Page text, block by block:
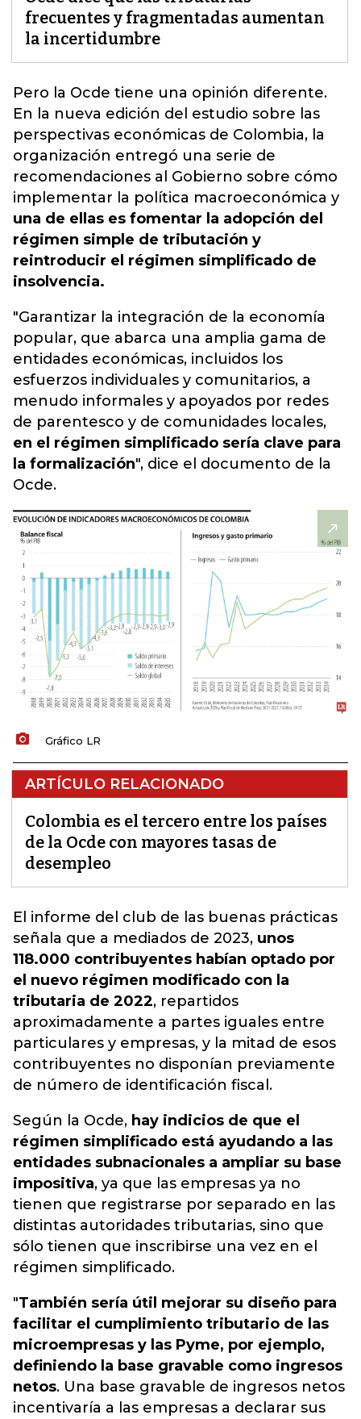
frecuentes y fragmentadas aumentan
la incertidumbre
Pero la Ocde tiene una opinión diferente.
En la nueva edición del estudio sobre las
perspectivas económicas de Colombia, la
organización entregó una serie de
recomendaciones al Gobierno sobre cómo
implementar la política macroeconómica y
una de ellas es fomentar la adopción del
régimen simple de tributación y
reintroducir el régimen simplificado de
insolvencia.
"Garantizar la integración de la economía
popular, que abarca una amplia gama de
entidades económicas, incluidos los
esfuerzos individuales y comunitarios, a
menudo informales y apoyados por redes
de parentesco y de comunidades locales,
en el régimen simplificado sería clave para
la formalización", dice el documento de la
Ocde.
Gráfico LR
ARTÍCULO RELACIONADO
Colombia es el tercero entre los países
de la Ocde con mayores tasas de
desempleo
El informe del club de las buenas prácticas
señala que a mediados de 2023, unos
118.000 contribuyentes habían optado por
el nuevo régimen modificado con la
tributaria de 2022, repartidos
aproximadamente a partes iguales entre
particulares y empresas, y la mitad de esos
contribuyentes no disponían previamente
de número de identificación fiscal.
Según la Ocde, hay indicios de que el
régimen simplificado está ayudando a las
entidades subnacionales a ampliar su base
impositiva, ya que las empresas ya no
tienen que registrarse por separado en las
distintas autoridades tributarias, sino que
sólo tienen que inscribirse una vez en el
régimen simplificado.
"También sería útil mejorar su diseño para
facilitar el cumplimiento tributario de las
microempresas y las Pyme, por ejemplo,
definiendo la base gravable como ingresos
netos. Una base gravable de ingresos netos
incentivaría a las empresas a declarar sus